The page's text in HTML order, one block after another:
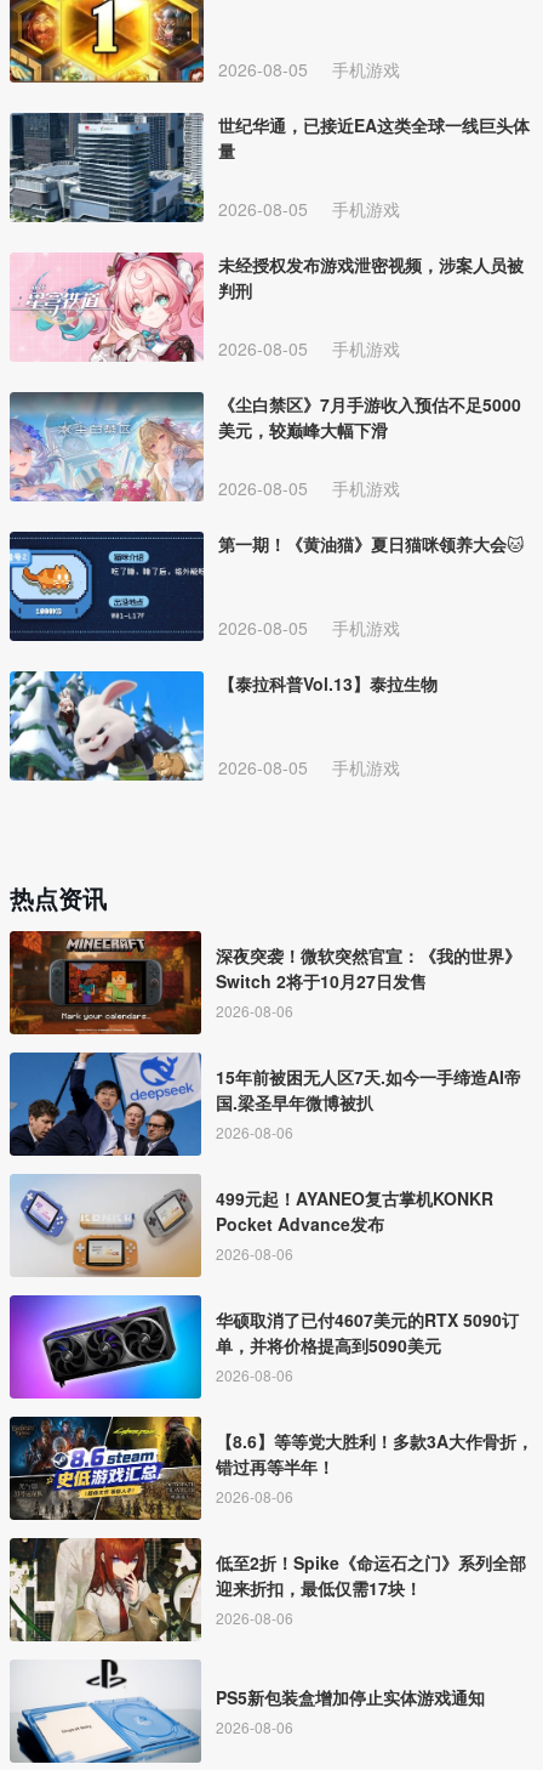
2026-08-05 手机游戏
世纪华通，已接近EA这类全球一线巨头体
量
2026-08-05 手机游戏
未经授权发布游戏泄密视频，涉案人员被
判刑
2026-08-05 手机游戏
《尘白禁区》7月手游收入预估不足5000
美元，较巅峰大幅下滑
2026-08-05 手机游戏
第一期！《黄油猫》夏日猫咪领养大会🐱
2026-08-05 手机游戏
【泰拉科普Vol.13】泰拉生物
2026-08-05 手机游戏
热点资讯
深夜突袭！微软突然官宣：《我的世界》
Switch 2将于10月27日发售
2026-08-06
15年前被困无人区7天.如今一手缔造AI帝
国.梁圣早年微博被扒
2026-08-06
499元起！AYANEO复古掌机KONKR
Pocket Advance发布
2026-08-06
华硕取消了已付4607美元的RTX 5090订
单，并将价格提高到5090美元
2026-08-06
【8.6】等等党大胜利！多款3A大作骨折，
错过再等半年！
2026-08-06
低至2折！Spike《命运石之门》系列全部
迎来折扣，最低仅需17块！
2026-08-06
PS5新包装盒增加停止实体游戏通知
2026-08-06